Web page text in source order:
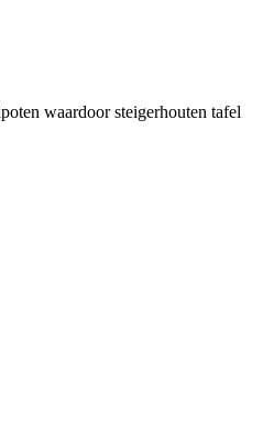
waardoor steigerhouten tafel